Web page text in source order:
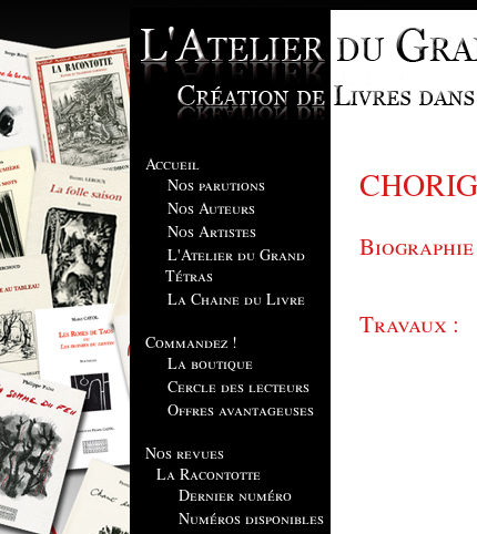
Accueil
Nos parutions
Nos Auteurs
Nos Artistes
L'Atelier du Grand
Tétras
La Chaine du Livre
Commandez !
La boutique
Cercle des lecteurs
Offres avantageuses
Nos revues
La Racontotte
Dernier numéro
Numéros disponibles
Biographie
Travaux :